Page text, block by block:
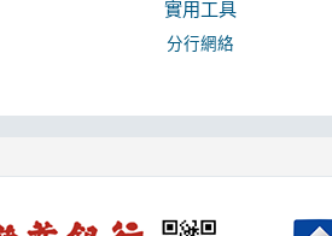
實用工具
分行網絡